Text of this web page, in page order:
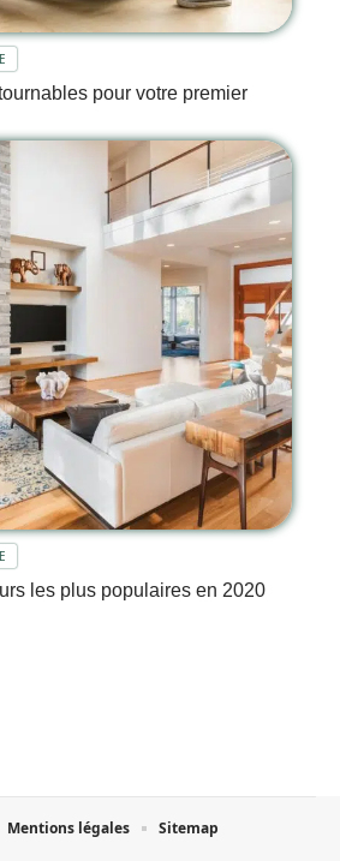
pour votre premier
les plus populaires en 2020
Mentions légales Sitemap